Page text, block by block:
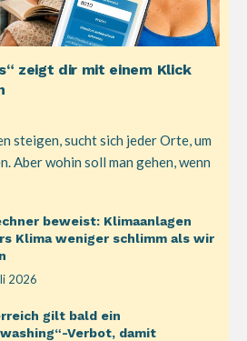
zeigt dir mit einem Klick
steigen, sucht sich jeder Orte, um
Aber wohin soll man gehen, wenn
beweist: Klimaanlagen
Klima weniger schlimm als wir
2026
gilt bald ein
Verbot, damit